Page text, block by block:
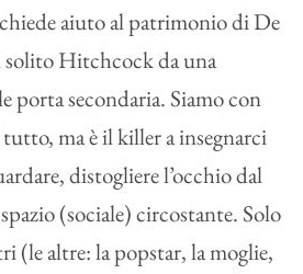
aiuto al patrimonio di De
solito Hitchcock da una
porta secondaria. Siamo con
tutto, ma è il killer a insegnarci
distogliere l’occhio dal
(sociale) circostante. Solo
(le altre: la popstar, la moglie,